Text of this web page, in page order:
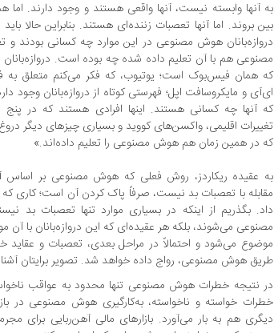
به آنها وابسته نیست، آنها واقعی هستند و وجود دارند. اما
بین بروند. اما آنها تعصبات زننده‌ای هستند. بنابراین حالا
دروازه‌بانان هوش مصنوعی در این موارد چه کسانی بودند
مصنوعی هم با آن تعلیم داده شده چه بوده است. دروازه‌بانان
که همان فیس‌بوک است؛ یوتیوب، که فکر می‌کنم متعلق
ای‌آی و مایکروسافت اپل؛ فهرستی کوتاه از دروازه‌بانان وجود
که آنها چه کسانی هستند. اینها افرادی هستند که در
تغییرات اقلیمی، واکسن‌های کووید و بسیاری چیزهای دیگر
که در همین زمان هم هوش مصنوعی را تعلیم داده‌اند.»
به عقیده ریکاردز، روش فعلی که هوش مصنوعی بر
مقابله با تعصبات بد نیست، صرفاً پاک کردن آن است؛ کاری
داد. بگذریم از اینکه در بسیاری موارد تنها تعصبات بد
مصنوعی می‌شوند، بلکه هر عقیده‌ای که این دروازه‌بانان با آن
موضوع می‌شود و احتمالاً در مراحل بعدی، تعصبات و عقاید
طریق هوش مصنوعی، رواج داده خواهد شد. تصویر برایتان
در نتیجه خطرات هوش مصنوعی تنها محدود به عواقب
خطرات خواسته و ناخواسته، به‌کارگیری هوش مصنوعی در
دیگری هم به بار می‌آورد. بازارهای مالی آهن‌ربایی برای